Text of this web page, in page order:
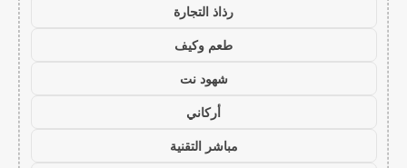
رذاذ التجارة
طعم وكيف
شهود نت
أركاني
مباشر التقنية